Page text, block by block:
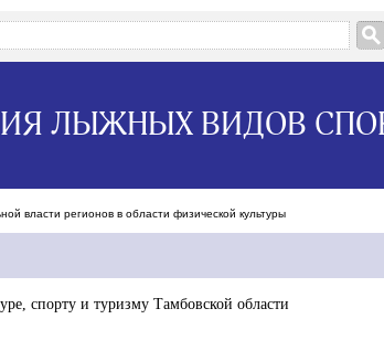
ЛЫЖНЫХ ВИДОВ
власти регионов в области физической культуры
спорту и туризму Тамбовской области